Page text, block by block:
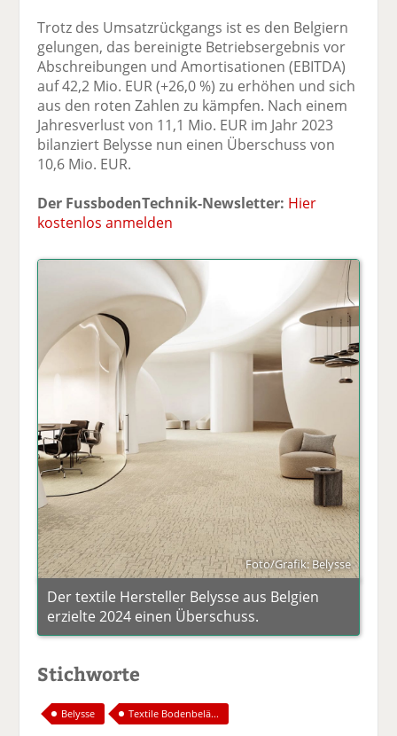
Trotz des Umsatzrückgangs ist es den Belgiern
gelungen, das bereinigte Betriebsergebnis vor
Abschreibungen und Amortisationen (EBITDA)
auf 42,2 Mio. EUR (+26,0 %) zu erhöhen und sich
aus den roten Zahlen zu kämpfen. Nach einem
Jahresverlust von 11,1 Mio. EUR im Jahr 2023
bilanziert Belysse nun einen Überschuss von
10,6 Mio. EUR.
Der FussbodenTechnik-Newsletter: Hier
kostenlos anmelden
Foto/Grafik: Belysse
Der textile Hersteller Belysse aus Belgien
erzielte 2024 einen Überschuss.
Stichworte
Belysse Textile Bodenbelä...